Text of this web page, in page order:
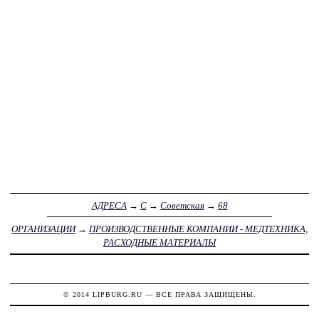
АДРЕСА → С→ Советская→ 68
ОРГАНИЗАЦИИ→ ПРОИЗВОДСТВЕННЫЕ КОМПАНИИ - МЕДТЕХНИКА,
РАСХОДНЫЕ МАТЕРИАЛЫ
© 2014 LIPBURG.RU — ВСЕ ПРАВА ЗАЩИЩЕНЫ.